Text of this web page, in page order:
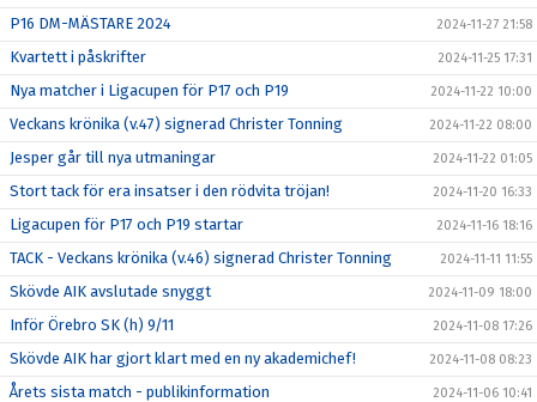
P16 DM-MÄSTARE 2024 2024-11-27 21:58
Kvartett i påskrifter 2024-11-25 17:31
Nya matcher i Ligacupen för P17 och P19 2024-11-22 10:00
Veckans krönika (v.47) signerad Christer Tonning 2024-11-22 08:00
Jesper går till nya utmaningar 2024-11-22 01:05
Stort tack för era insatser i den rödvita tröjan! 2024-11-20 16:33
Ligacupen för P17 och P19 startar 2024-11-16 18:16
TACK - Veckans krönika (v.46) signerad Christer Tonning 2024-11-11 11:55
Skövde AIK avslutade snyggt 2024-11-09 18:00
Inför Örebro SK (h) 9/11 2024-11-08 17:26
Skövde AIK har gjort klart med en ny akademichef! 2024-11-08 08:23
Årets sista match - publikinformation 2024-11-06 10:41